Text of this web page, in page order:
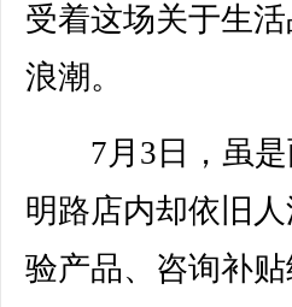
受着这场关于生
浪潮。
7月3日，虽是
明路店内却依旧
验产品、咨询补